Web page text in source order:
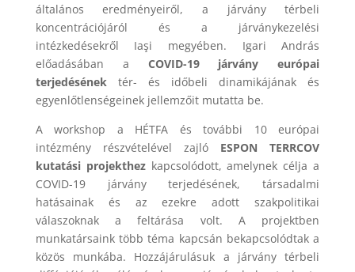
általános eredményeiről, a járvány térbeli
koncentrációjáról és a járványkezelési
intézkedésekről Iaşi megyében. Igari András
előadásában a COVID-19 járvány európai
terjedésének tér- és időbeli dinamikájának és
egyenlőtlenségeinek jellemzőit mutatta be.
A workshop a HÉTFA és további 10 európai
intézmény részvételével zajló ESPON TERRCOV
kutatási projekthezkapcsolódott, amelynek célja a
COVID-19 járvány terjedésének, társadalmi
hatásainak és az ezekre adott szakpolitikai
válaszoknak a feltárása volt. A projektben
munkatársaink több téma kapcsán bekapcsolódtak a
közös munkába. Hozzájárulásuk a járvány térbeli